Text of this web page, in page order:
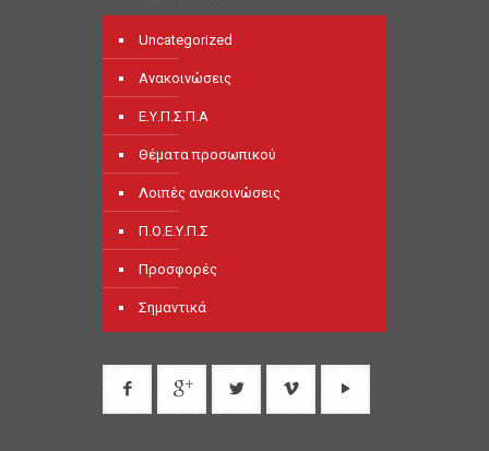
Uncategorized
Ανακοινώσεις
Ε.Υ.Π.Σ.Π.Α
Θέματα προσωπικού
Λοιπές ανακοινώσεις
Π.Ο.Ε.Υ.Π.Σ
Προσφορές
Σημαντικά